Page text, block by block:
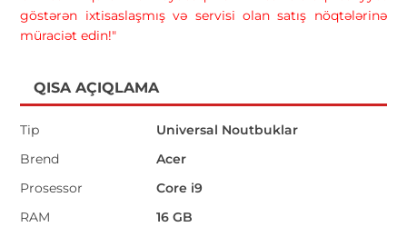
göstərən ixtisaslaşmış və servisi olan satış nöqtələrinə
müraciət edin!"
QISA AÇIQLAMA
Tip
Universal Noutbuklar
Brend
Acer
Prosessor
Core i9
RAM
16 GB